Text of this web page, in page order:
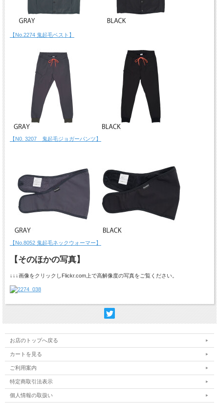
【No.2274 鬼起毛ベスト】
【N0. 3207 鬼起毛ジョガーパンツ】
【No.8052 鬼起毛ネックウォーマー】
【そのほかの写真】
↓↓↓画像をクリックしFlickr.com上で高解像度の写真をご覧ください。
お店のトップへ戻る
カートを見る
ご利用案内
特定商取引法表示
個人情報の取扱い